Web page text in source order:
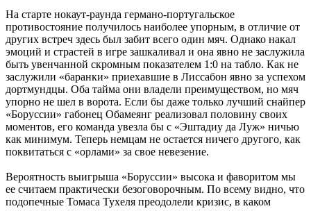
На старте нокаут-раунда германо-португальское
противостояние получилось наиболее упорным, в отличие от
других встреч здесь был забит всего один мяч. Однако накал
эмоций и страстей в игре зашкаливал и она явно не заслужила
быть увенчанной скромным показателем 1:0 на табло. Как не
заслужили «баранки» приехавшие в Лиссабон явно за успехом
дортмундцы. Оба тайма они владели преимуществом, но мяч
упорно не шел в ворота. Если бы даже только лучший снайпер
«Боруссии» габонец Обамеянг реализовал половину своих
моментов, его команда увезла бы с «Эштадиу да Луж» ничью
как минимум. Теперь немцам не остается ничего другого, как
поквитаться с «орлами» за свое невезение.
Вероятность выигрыша «Боруссии» высока и фаворитом мы
ее считаем практически безоговорочным. По всему видно, что
подопечные Томаса Тухеля преодолели кризис, в каком